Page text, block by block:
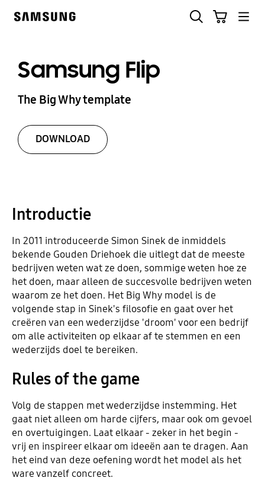
Samsung Flip
The Big Why template
DOWNLOAD
Introductie
In 2011 introduceerde Simon Sinek de inmiddels
bekende Gouden Driehoek die uitlegt dat de meeste
bedrijven weten wat ze doen, sommige weten hoe ze
het doen, maar alleen de succesvolle bedrijven weten
waarom ze het doen. Het Big Why model is de
volgende stap in Sinek's filosofie en gaat over het
creëren van een wederzijdse 'droom' voor een bedrijf
om alle activiteiten op elkaar af te stemmen en een
wederzijds doel te bereiken.
Rules of the game
Volg de stappen met wederzijdse instemming. Het
gaat niet alleen om harde cijfers, maar ook om gevoel
en overtuigingen. Laat elkaar - zeker in het begin -
vrij en inspireer elkaar om ideeën aan te dragen. Aan
het eind van deze oefening wordt het model als het
ware vanzelf concreet.